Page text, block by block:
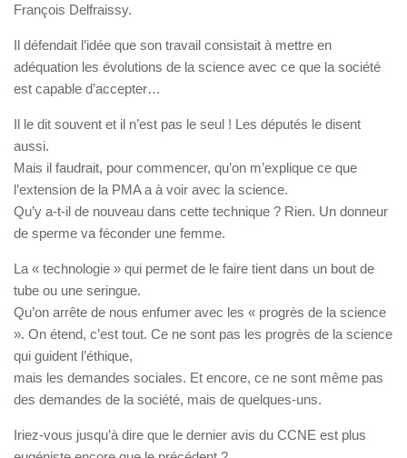
François Delfraissy.
Il défendait l’idée que son travail consistait à mettre en
adéquation les évolutions de la science avec ce que la société
est capable d’accepter…
Il le dit souvent et il n’est pas le seul ! Les députés le disent
aussi.
Mais il faudrait, pour commencer, qu’on m’explique ce que
l’extension de la PMA a à voir avec la science.
Qu’y a-t-il de nouveau dans cette technique ? Rien. Un donneur
de sperme va féconder une femme.
La « technologie » qui permet de le faire tient dans un bout de
tube ou une seringue.
Qu’on arrête de nous enfumer avec les « progrès de la science
». On étend, c’est tout. Ce ne sont pas les progrès de la science
qui guident l’éthique,
mais les demandes sociales. Et encore, ce ne sont même pas
des demandes de la société, mais de quelques-uns.
Iriez-vous jusqu’à dire que le dernier avis du CCNE est plus